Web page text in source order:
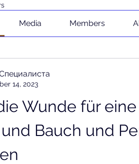
Media Members
14, 2023
Wunde für
Bauch und